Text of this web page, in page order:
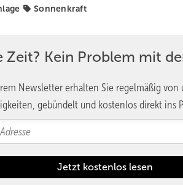
Sonnenkraft
Zeit? Kein Problem mit
Newsletter erhalten Sie regelmäßig
gebündelt und kostenlos direkt ins